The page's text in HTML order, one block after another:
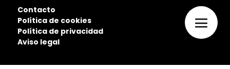
Contacto
Política de cookies
Política de privacidad
Aviso legal